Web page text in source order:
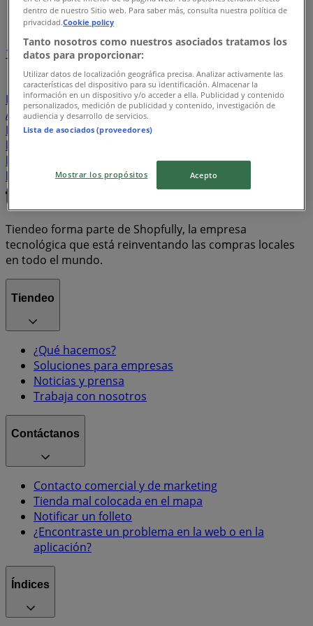
Índice de ofertas
1
Supermercados
Tiendas Departamentales
Farmacias y Salud
Bancos y Servicios
Ropa, Zapatos y
Accesorios
Electrónica Hogar
Restaurantes
Ferreterías
motos refrigeradores
lavadoras
laptop
Librerías y Papelerías
colchón
libreta
cerveza El Regreso A Clases
Tiendeo forma parte de Shopfully, la empresa
tecnológica que está reinventando las compras locales
en todo el mundo.
Tiendeo
¿Qué hacemos?
Soluciones para empresas
Noticias y prensa
Trabaja con nosotros
Contáctanos
Contacto comercial y de marketing
Tienda mal colocada en el mapa
Notificar un folleto
¿Encontraste un problema en la web o en la
aplicación?
Índices
dentro de nuestro Sitio web. Para saber más, consulta nuestra política de
privacidad.Cookie policy
Tanto nosotros como nuestros asociados tratamos los
datos para proporcionar:
Utilizar datos de localización geográfica precisa. Analizar activamente las
características del dispositivo para su identificación. Almacenar la
información en un dispositivo y/o acceder a ella. Publicidad y contenido
personalizados, medición de publicidad y contenido, investigación de
audiencia y desarrollo de servicios.
Lista de asociados (proveedores)
Mostrar los propósitos Acepto